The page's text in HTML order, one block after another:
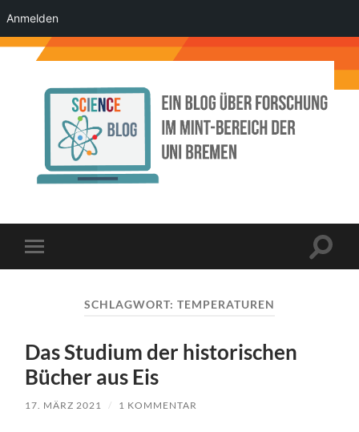
Anmelden
der
Menü
SCHLAGWORT: TEMPERATUREN
Das Studium der historischen
Bücher aus Eis
17. MÄRZ 2021 / 1 KOMMENTAR